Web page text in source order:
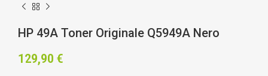
HP 49A Toner Originale Q5949A Nero
129,90 €